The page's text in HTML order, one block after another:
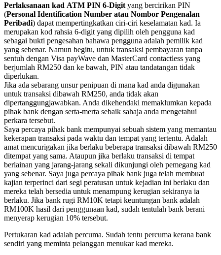
Perlaksanaan kad ATM PIN 6-Digit yang bercirikan PIN
(Personal Identification Number atau Nombor Pengenalan
Peribadi) dapat mempertingkatkan ciri-ciri keselamatan kad. Ia
merupakan kod rahsia 6-digit yang dipilih oleh pengguna kad
sebagai bukti pengesahan bahawa pengguna adalah pemilik kad
yang sebenar. Namun begitu, untuk transaksi pembayaran tanpa
sentuh dengan Visa payWave dan MasterCard contactless yang
berjumlah RM250 dan ke bawah, PIN atau tandatangan tidak
diperlukan.
Jika ada sebarang unsur penipuan di mana kad anda digunakan
untuk transaksi dibawah RM250, anda tidak akan
dipertanggungjawabkan. Anda dikehendaki memaklumkan kepada
pihak bank dengan serta-merta sebaik sahaja anda mengetahui
perkara tersebut.
Saya percaya pihak bank mempunyai sebuah sistem yang memantau
kekerapan transaksi pada waktu dan tempat yang tertentu. Adalah
amat mencurigakan jika berlaku beberapa transaksi dibawah RM250
ditempat yang sama. Ataupun jika berlaku transaksi di tempat
berlainan yang jarang-jarang sekali dikunjungi oleh pemegang kad
yang sebenar. Saya juga percaya pihak bank juga telah membuat
kajian terperinci dari segi peratusan untuk kejadian ini berlaku dan
mereka telah bersedia untuk menampung kerugian sekiranya ia
berlaku. Jika bank rugi RM10K tetapi keuntungan bank adalah
RM100K hasil dari penggunaan kad, sudah tentulah bank berani
menyerap kerugian 10% tersebut.
Pertukaran kad adalah percuma. Sudah tentu percuma kerana bank
sendiri yang meminta pelanggan menukar kad mereka.